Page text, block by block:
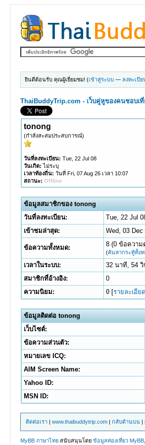
ยินดีต้อนรับ คุณผู้เยี่ยมชม! (เข้าสู่ระบบ — ลงทะเบีย
ThaiBuddyTrip.com - เว็บคู่หูของคนชอบเที่
tonong
(กำลังสะสมประสบการณ์)
วันที่ลงทะเบียน: Tue, 22 Jul 08
วันเกิด: ไม่ระบุ
เวลาท้องถิ่น: วันที่ Fri, 07 Aug 26 เวลา 10:07
สถานะ: Offline
ข้อมูลสมาชิกของ tonong
วันที่ลงทะเบียน:
Tue, 22 Jul
เข้าชมล่าสุด:
Wed, 03 Dec
ข้อความทั้งหมด: 8 (0 ข้อความ
(ค้นหากระทู้ทั้งห
เวลาในระบบ:
32 นาที, 54
สมาชิกที่อ้างอิง:
0
ความนิยม:
0[รายละเอียด
ข้อมูลติดต่อ tonong
เว็บไซต์:
ข้อความส่วนตัว:
หมายเลข ICQ:
AIM Screen Name:
Yahoo ID:
MSN ID:
ติดต่อเรา |www.thaibuddytrip.com |กลับด้านบน |
MyBB ภาษาไทย สนับสนุนโดยข้อมูลท่องเที่ยว MyBB